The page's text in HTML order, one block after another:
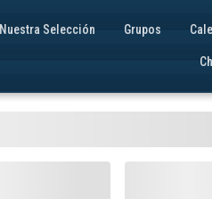
Nuestra Selección Grupos